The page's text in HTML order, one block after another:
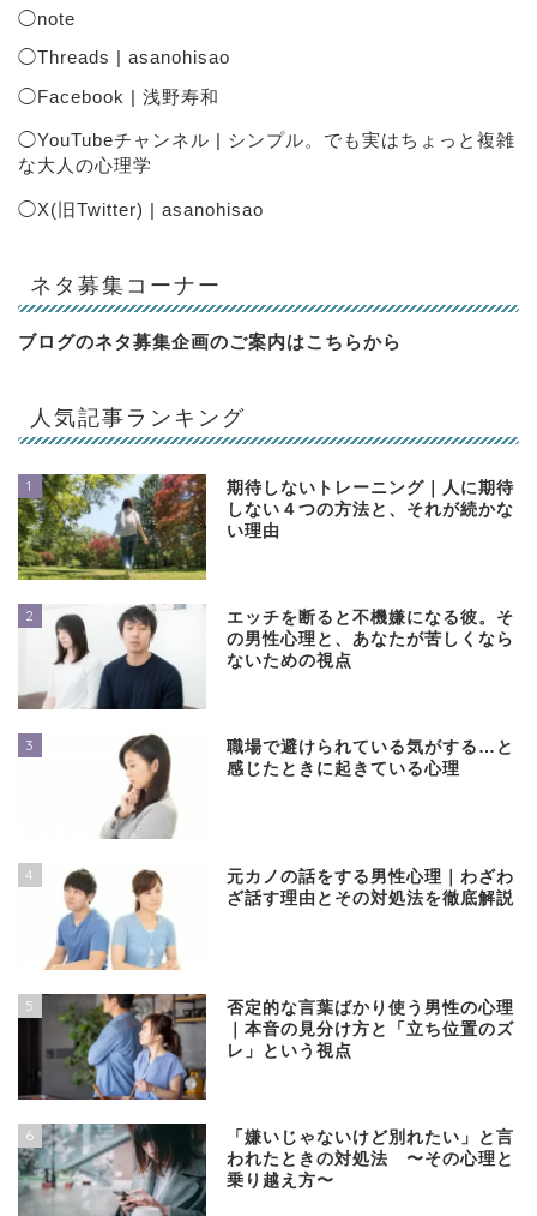
◯note
◯Threads | asanohisao
◯Facebook | 浅野寿和
◯YouTubeチャンネル | シンプル。でも実はちょっと複雑
な大人の心理学
◯X(旧Twitter) | asanohisao
ネタ募集コーナー
ブログのネタ募集企画のご案内はこちらから
人気記事ランキング
1
期待しないトレーニング｜人に期待
しない４つの方法と、それが続かな
い理由
2
エッチを断ると不機嫌になる彼。そ
の男性心理と、あなたが苦しくなら
ないための視点
3
職場で避けられている気がする…と
感じたときに起きている心理
4
元カノの話をする男性心理｜わざわ
ざ話す理由とその対処法を徹底解説
5
否定的な言葉ばかり使う男性の心理
｜本音の見分け方と「立ち位置のズ
レ」という視点
6
「嫌いじゃないけど別れたい」と言
われたときの対処法 〜その心理と
乗り越え方〜